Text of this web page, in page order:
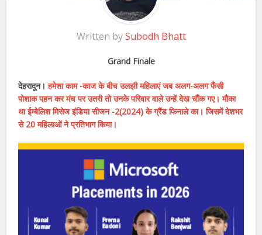
Written bySubodh Bhatt
Grand Finale
देहरादून। हमेशा काम -काज के बीच उलझी महिलाएं जब अलग-अलग फैंसी
पोशाक पहन कर मंच पर उतरी तो उनके परिवार वाले उन्हें देख चौंक गए। मौका
था ईम्बेलिश मिसेज इंडिया सीजन -2(2024) के ग्रैंड फिनाले का। जिसमें देशभर
से 20 महिलाओं ने प्रतिभाग किया।